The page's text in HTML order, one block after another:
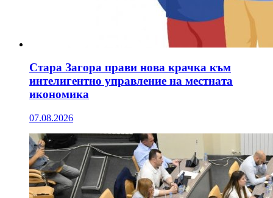
Стара Загора прави нова крачка към
интелигентно управление на местната
икономика
07.08.2026